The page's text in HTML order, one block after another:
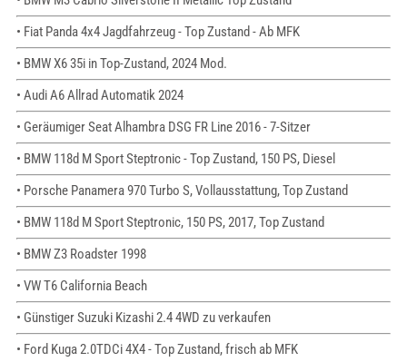
• Fiat Panda 4x4 Jagdfahrzeug - Top Zustand - Ab MFK
• BMW X6 35i in Top-Zustand, 2024 Mod.
• Audi A6 Allrad Automatik 2024
• Geräumiger Seat Alhambra DSG FR Line 2016 - 7-Sitzer
• BMW 118d M Sport Steptronic - Top Zustand, 150 PS, Diesel
• Porsche Panamera 970 Turbo S, Vollausstattung, Top Zustand
• BMW 118d M Sport Steptronic, 150 PS, 2017, Top Zustand
• BMW Z3 Roadster 1998
• VW T6 California Beach
• Günstiger Suzuki Kizashi 2.4 4WD zu verkaufen
• Ford Kuga 2.0TDCi 4X4 - Top Zustand, frisch ab MFK